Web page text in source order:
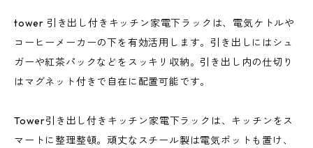
tower 引き出し付きキッチン家電下ラックは、電気ケトルや
コーヒーメーカーの下を有効活用します。引き出しにはシュ
ガーや紅茶パックなどをスッキリ収納。引き出し内の仕切り
はマグネット付きで自在に配置可能です。
Tower引き出し付きキッチン家電下ラックは、キッチンをス
マートに整理整頓。頑丈なスチール製は電気ポットも置け、